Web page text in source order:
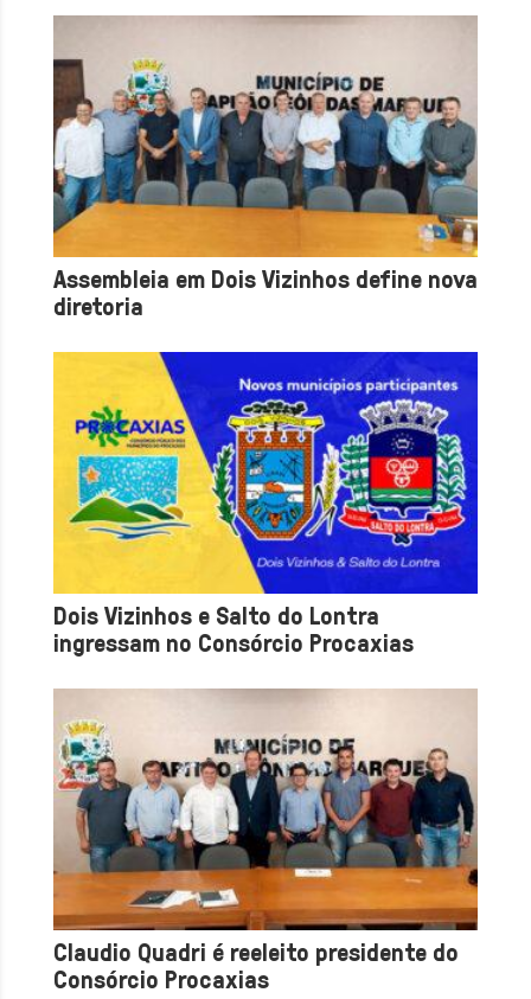
Assembleia em Dois Vizinhos define nova
diretoria
Dois Vizinhos e Salto do Lontra
ingressam no Consórcio Procaxias
Claudio Quadri é reeleito presidente do
Consórcio Procaxias